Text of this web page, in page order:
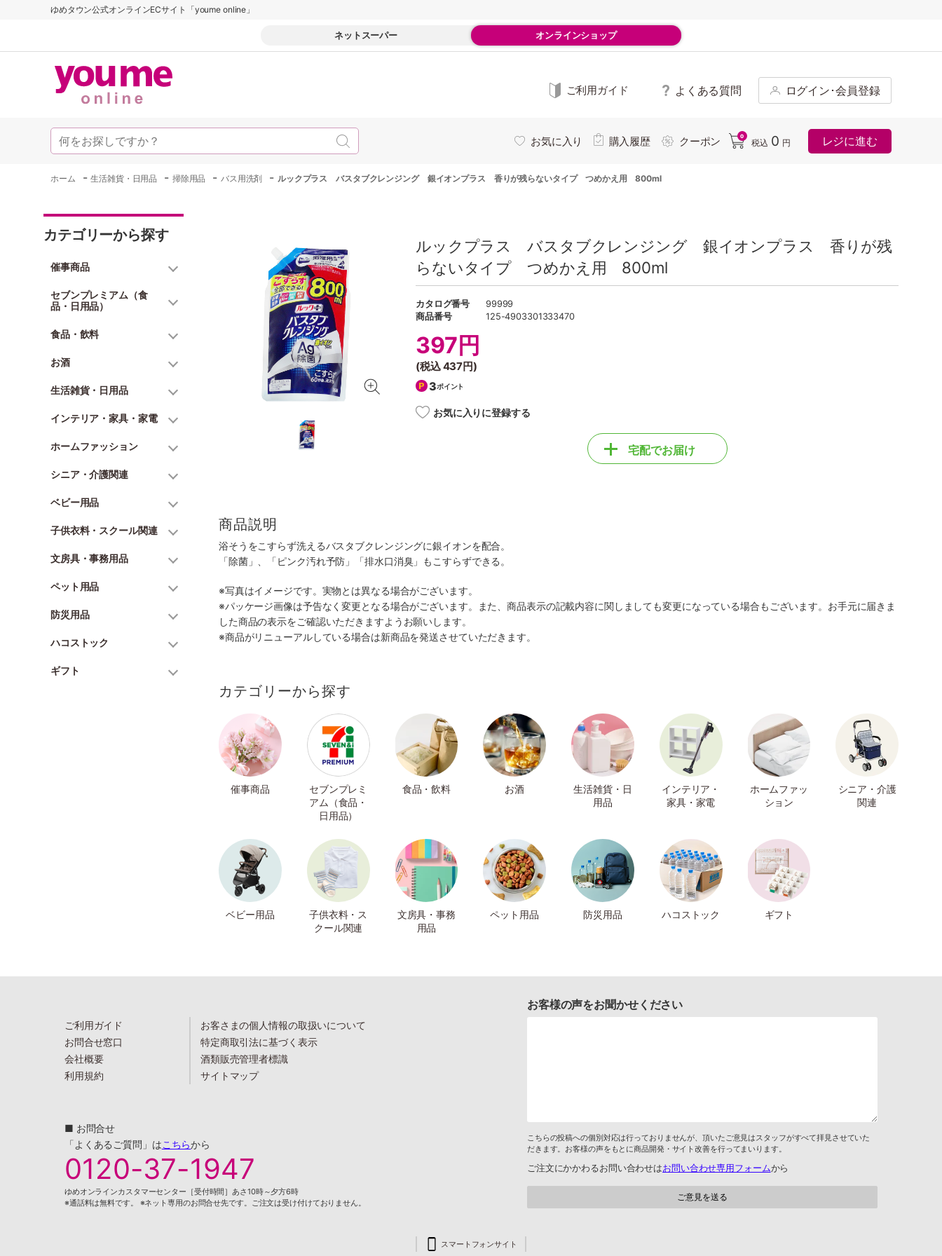
ゆめタウン公式オンラインECサイト「youme online」
ネットスーパー オンラインショップ
ご利用ガイド よくある質問 ログイン･会員登録
お気に入り 購入履歴 クーポン 0
税込 0 円 レジに進む
ホーム -生活雑貨・日用品 - 掃除用品 - バス用洗剤 - ルックプラス バスタブクレンジング 銀イオンプラス 香りが残らないタイプ つめかえ用 800ml
カテゴリーから探す
催事商品
セブンプレミアム（食
品・日用品）
食品・飲料
お酒
生活雑貨・日用品
インテリア・家具・家電
ホームファッション
シニア・介護関連
ベビー用品
子供衣料・スクール関連
文房具・事務用品
ペット用品
防災用品
ハコストック
ギフト
ルックプラス バスタブクレンジング 銀イオンプラス 香りが残
らないタイプ つめかえ用 800ml
カタログ番号
99999
商品番号
125-4903301333470
397円
(税込437円)
3ポイント
お気に入りに登録する
宅配でお届け
商品説明
浴そうをこすらず洗えるバスタブクレンジングに銀イオンを配合。
「除菌」、「ピンク汚れ予防」「排水口消臭」もこすらずできる。
※写真はイメージです。実物とは異なる場合がございます。
※パッケージ画像は予告なく変更となる場合がございます。また、商品表示の記載内容に関しましても変更になっている場合もございます。お手元に届きま
した商品の表示をご確認いただきますようお願いします。
※商品がリニューアルしている場合は新商品を発送させていただきます。
カテゴリーから探す
催事商品
セブンプレミ
アム（食品・
日用品）
食品・飲料 お酒
生活雑貨・日
用品
インテリア・
家具・家電
ホームファッ
ション
シニア・介護
関連
ベビー用品
子供衣料・ス
クール関連
文房具・事務
用品
ペット用品 防災用品 ハコストック ギフト
ご利用ガイド
お問合せ窓口
会社概要
利用規約
お客さまの個人情報の取扱いについて
特定商取引法に基づく表示
酒類販売管理者標識
サイトマップ
■ お問合せ
「よくあるご質問」はこちらから
0120-37-1947
ゆめオンラインカスタマーセンター［受付時間］あさ10時～夕方6時
※通話料は無料です。 ※ネット専用のお問合せ先です。ご注文は受け付けておりません。
お客様の声をお聞かせください
こちらの投稿への個別対応は行っておりませんが、頂いたご意見はスタッフがすべて拝見させていた
だきます。お客様の声をもとに商品開発・サイト改善を行ってまいります。
ご注文にかかわるお問い合わせはお問い合わせ専用フォームから
スマートフォンサイト